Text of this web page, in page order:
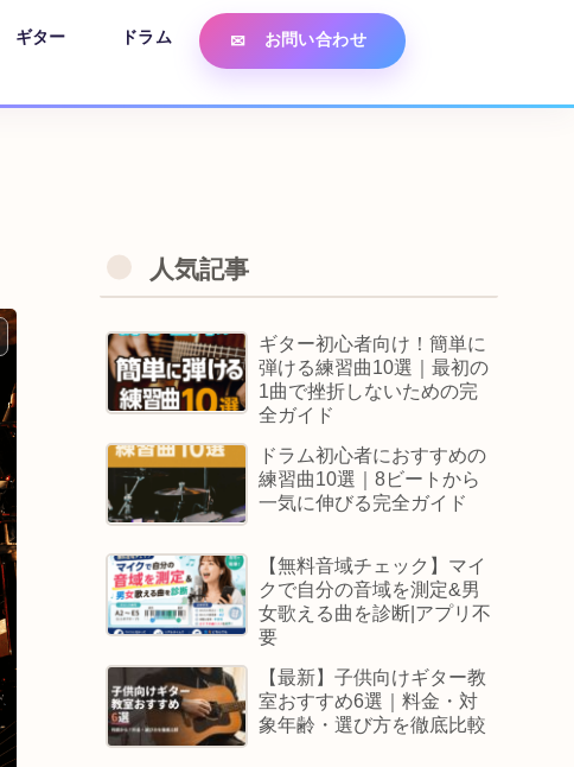
ギター ドラム お問い合わせ
人気記事
ギター初心者向け！簡単に
弾ける練習曲10選｜最初の
1曲で挫折しないための完
全ガイド
ドラム初心者におすすめの
練習曲10選｜8ビートから
一気に伸びる完全ガイド
【無料音域チェック】マイ
クで自分の音域を測定&男
女歌える曲を診断|アプリ不
要
【最新】子供向けギター教
室おすすめ6選｜料金・対
象年齢・選び方を徹底比較